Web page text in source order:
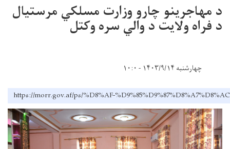
د مهاجرينو چارو وزارت مسلکي مرستیال
د فراه ولایت د والي سره وکتل
چهارشنبه ۱۴۰۳/۹/۱۴ - ۱۰:۰
https://morr.gov.af/ps/%D8%AF-